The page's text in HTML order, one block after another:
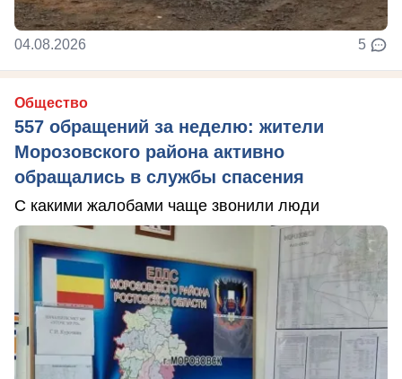
04.08.2026 5
Общество
557 обращений за неделю: жители
Морозовского района активно
обращались в службы спасения
С какими жалобами чаще звонили люди